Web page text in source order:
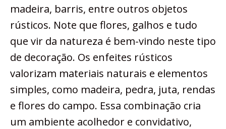
madeira, barris, entre outros objetos
rústicos. Note que flores, galhos e tudo
que vir da natureza é bem-vindo neste tipo
de decoração. Os enfeites rústicos
valorizam materiais naturais e elementos
simples, como madeira, pedra, juta, rendas
e flores do campo. Essa combinação cria
um ambiente acolhedor e convidativo,